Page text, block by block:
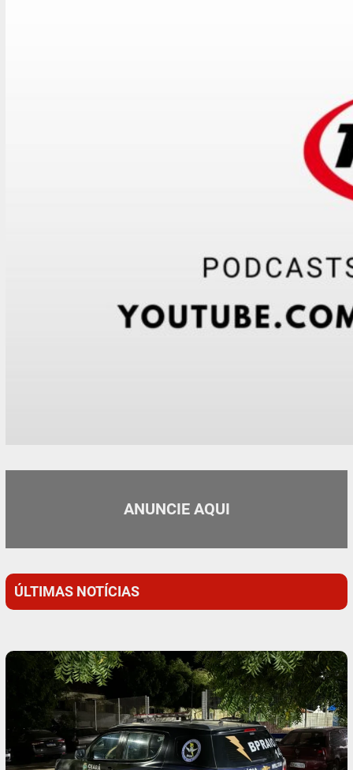
ANUNCIE AQUI
ÚLTIMAS NOTÍCIAS